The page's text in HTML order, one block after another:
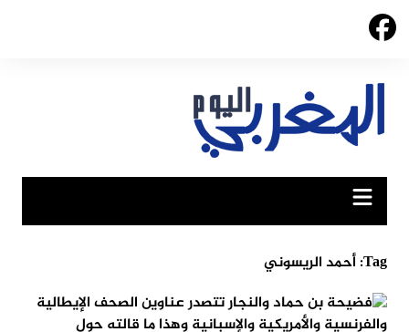
Skip
Tag: أحمد الريسوني